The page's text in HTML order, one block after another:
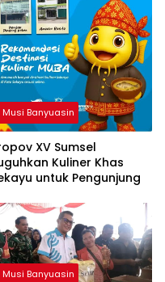
Musi Banyuasin
XV Sumsel
Kuliner Khas
untuk Pengunjung
Musi Banyuasin